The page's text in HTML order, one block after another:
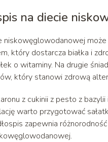
na diecie
niskowęglowodanowej
który dostarcza białka i
o witaminy. Na drugie
który stanowi zdrową
z cukinii z pesto z
warto przygotować
zapewnia